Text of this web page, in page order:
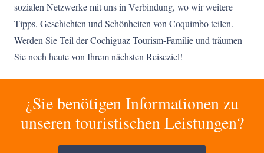
sozialen Netzwerke mit uns in Verbindung, wo wir weitere
Tipps, Geschichten und Schönheiten von Coquimbo teilen.
Werden Sie Teil der Cochiguaz Tourism-Familie und träumen
Sie noch heute von Ihrem nächsten Reiseziel!
¿Sie benötigen Informationen zu
unseren touristischen Leistungen?